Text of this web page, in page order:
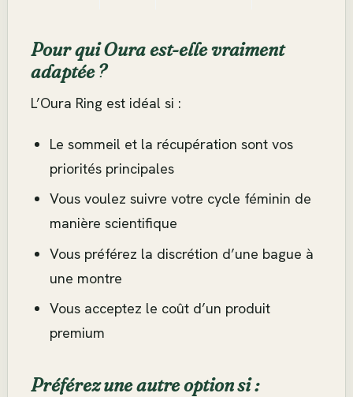
Pour qui Oura est-elle vraiment
adaptée ?
L’Oura Ring est idéal si :
Le sommeil et la récupération sont vos
priorités principales
Vous voulez suivre votre cycle féminin de
manière scientifique
Vous préférez la discrétion d’une bague à
une montre
Vous acceptez le coût d’un produit
premium
Préférez une autre option si :